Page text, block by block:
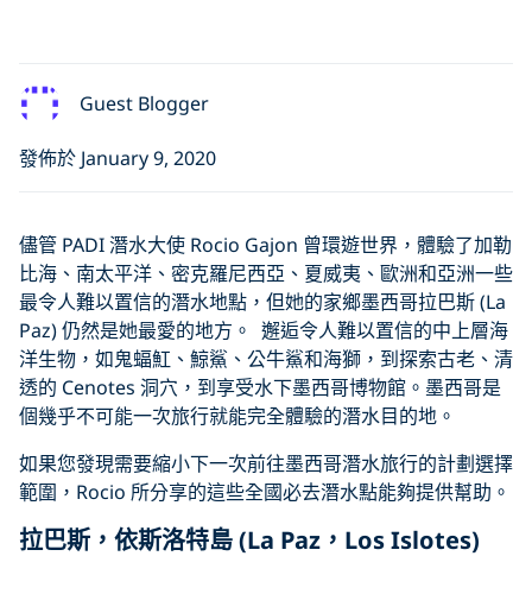
Guest Blogger
發佈於 January 9, 2020
儘管 PADI 潛水大使 Rocio Gajon 曾環遊世界，體驗了加勒
比海、南太平洋、密克羅尼西亞、夏威夷、歐洲和亞洲一些
最令人難以置信的潛水地點，但她的家鄉墨西哥拉巴斯 (La
Paz) 仍然是她最愛的地方。 邂逅令人難以置信的中上層海
洋生物，如鬼蝠魟、鯨鯊、公牛鯊和海獅，到探索古老、清
透的 Cenotes 洞穴，到享受水下墨西哥博物館。墨西哥是
個幾乎不可能一次旅行就能完全體驗的潛水目的地。
如果您發現需要縮小下一次前往墨西哥潛水旅行的計劃選擇
範圍，Rocio 所分享的這些全國必去潛水點能夠提供幫助。
拉巴斯，依斯洛特島 (La Paz，Los Islotes)